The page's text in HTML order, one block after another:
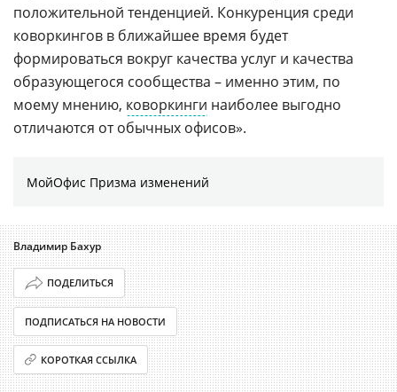
положительной тенденцией. Конкуренция среди
коворкингов в ближайшее время будет
формироваться вокруг качества услуг и качества
образующегося сообщества – именно этим, по
моему мнению, коворкинги наиболее выгодно
отличаются от обычных офисов».
МойОфис Призма изменений
Владимир Бахур
ПОДЕЛИТЬСЯ
ПОДПИСАТЬСЯ НА НОВОСТИ
КОРОТКАЯ ССЫЛКА